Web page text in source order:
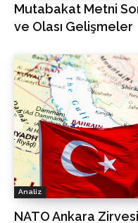
Mutabakat Metni
ve Olası Gelişmeler
Analiz
NATO Ankara